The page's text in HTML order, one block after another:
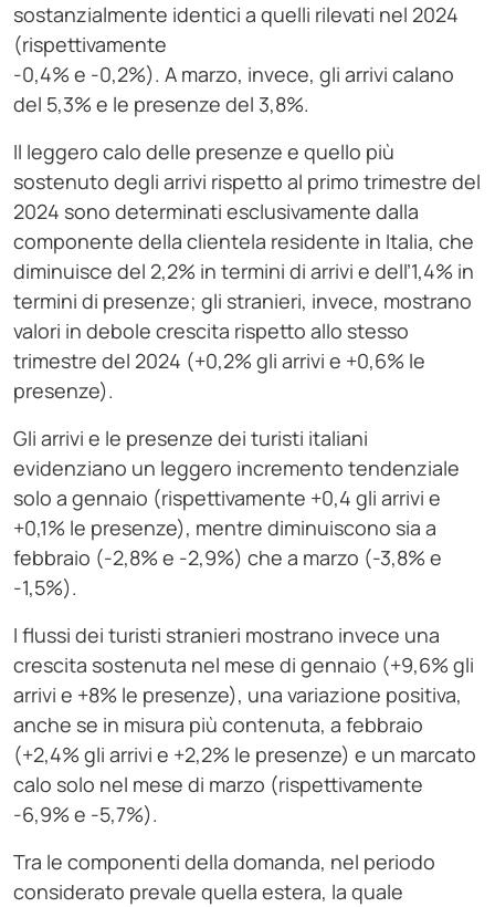
sostanzialmente identici a quelli rilevati nel 2024
(rispettivamente
-0,4% e -0,2%). A marzo, invece, gli arrivi calano
del 5,3% e le presenze del 3,8%.
Il leggero calo delle presenze e quello più
sostenuto degli arrivi rispetto al primo trimestre del
2024 sono determinati esclusivamente dalla
componente della clientela residente in Italia, che
diminuisce del 2,2% in termini di arrivi e dell’1,4% in
termini di presenze; gli stranieri, invece, mostrano
valori in debole crescita rispetto allo stesso
trimestre del 2024 (+0,2% gli arrivi e +0,6% le
presenze).
Gli arrivi e le presenze dei turisti italiani
evidenziano un leggero incremento tendenziale
solo a gennaio (rispettivamente +0,4 gli arrivi e
+0,1% le presenze), mentre diminuiscono sia a
febbraio (-2,8% e -2,9%) che a marzo (-3,8% e
-1,5%).
I flussi dei turisti stranieri mostrano invece una
crescita sostenuta nel mese di gennaio (+9,6% gli
arrivi e +8% le presenze), una variazione positiva,
anche se in misura più contenuta, a febbraio
(+2,4% gli arrivi e +2,2% le presenze) e un marcato
calo solo nel mese di marzo (rispettivamente
-6,9% e -5,7%).
Tra le componenti della domanda, nel periodo
considerato prevale quella estera, la quale